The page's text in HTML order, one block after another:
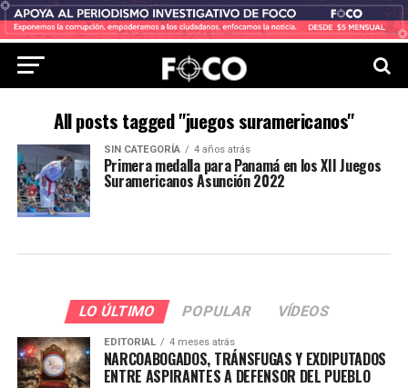
All posts tagged "juegos suramericanos"
SIN CATEGORÍA 4 años atrás
Primera medalla para Panamá en los XII Juegos
Suramericanos Asunción 2022
LO ÚLTIMO POPULAR VÍDEOS
EDITORIAL 4 meses atrás
NARCOABOGADOS, TRÁNSFUGAS Y EXDIPUTADOS
ENTRE ASPIRANTES A DEFENSOR DEL PUEBLO